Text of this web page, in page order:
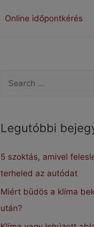
Online időpontkérés
h
f
o
r
Legutóbbi
5 szoktás, amivel
terheled az autódat
Miért büdös a klíma
után?